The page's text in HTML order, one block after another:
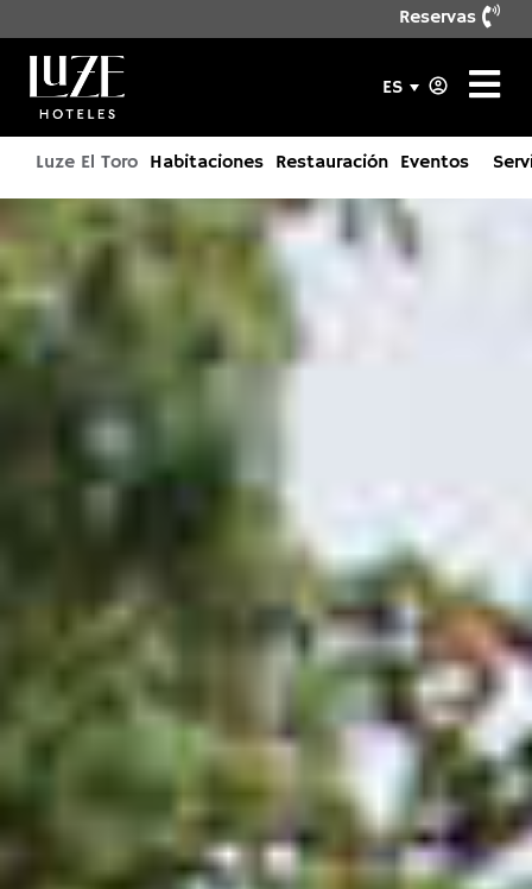
Reservas
ES
Luze El Toro Habitaciones Restauración Eventos